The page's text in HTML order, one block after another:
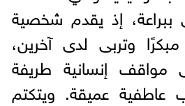
ببراعة، إذ يقدم شخصية
وتربى لدى آخرين،
مواقف إنسانية طريفة
عميقة. ويتكتم